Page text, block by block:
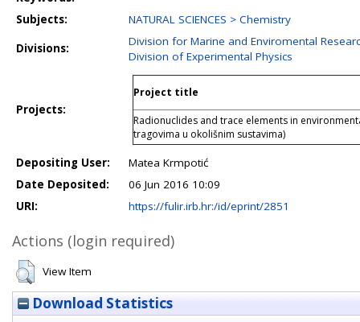
Subjects:
NATURAL SCIENCES > Chemistry
Divisions:
Division for Marine and Enviromental
Division of Experimental Physics
Projects:
Project title
Radionuclides and trace elements in
tragovima u okolišnim sustavima)
Depositing User:
Matea Krmpotić
Date Deposited:
06 Jun 2016 10:09
URI:
https://fulir.irb.hr:/id/eprint/2851
Actions (login required)
View Item
Download Statistics